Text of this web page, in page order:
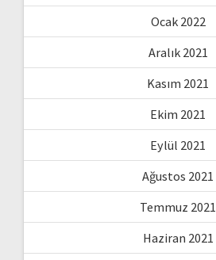
Ocak 2022
Aralık 2021
Kasım 2021
Ekim 2021
Eylül 2021
Ağustos 2021
Temmuz 2021
Haziran 2021